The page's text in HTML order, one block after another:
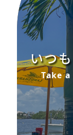
いつ
Take